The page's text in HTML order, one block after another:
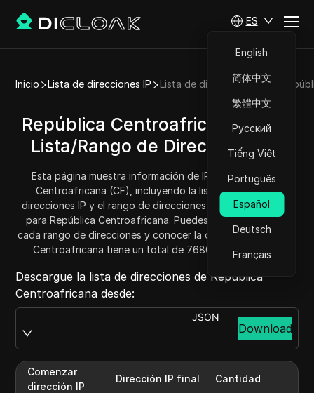
ES
English
简体中文
繁體中文
Русский
Tiếng Việt
Português
Español
Deutsch
Français
Inicio Lista de direcciones IP Lista de direcciones IP de
República Centroafricana (CF) -
Lista/Rango de Direcciones IP
Esta página muestra información de IP para República
Centroafricana (CF), incluyendo la lista completa de
direcciones IP y el rango de direcciones (direcciones IPv4)
para República Centroafricana. Puedes obtener y copiar
cada rango de direcciones y conocer la cantidad. República
Centroafricana tiene un total de 7680 direcciones IP.
Descargue la lista de direcciones de República
Centroafricana desde:
JSON
Download
Comenzar
dirección IP
Dirección IP final Cantidad